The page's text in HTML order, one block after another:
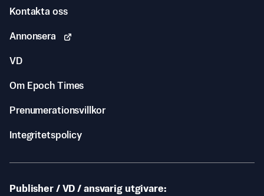
Kontakta oss
Annonsera
VD
Om Epoch Times
Prenumerationsvillkor
Integritetspolicy
Publisher / VD / ansvarig utgivare